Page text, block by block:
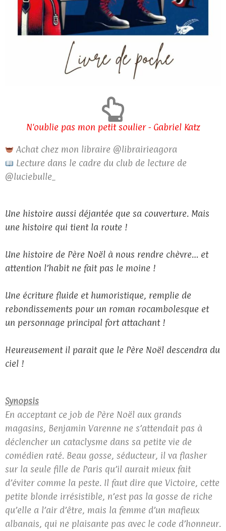
N'oublie pas mon petit soulier - Gabriel Katz
Achat chez mon libraire @librairieagora
Lecture dans le cadre du club de lecture de
@luciebulle_
Une histoire aussi déjantée que sa couverture. Mais
une histoire qui tient la route !
Une histoire de Père Noël à nous rendre chèvre… et
attention l’habit ne fait pas le moine !
Une écriture fluide et humoristique, remplie de
rebondissements pour un roman rocambolesque et
un personnage principal fort attachant !
Heureusement il parait que le Père Noël descendra du
ciel !
Synopsis
En acceptant ce job de Père Noël aux grands
magasins, Benjamin Varenne ne s’attendait pas à
déclencher un cataclysme dans sa petite vie de
comédien raté. Beau gosse, séducteur, il va flasher
sur la seule fille de Paris qu’il aurait mieux fait
d’éviter comme la peste. Il faut dire que Victoire, cette
petite blonde irrésistible, n’est pas la gosse de riche
qu’elle a l’air d’être, mais la femme d’un mafieux
albanais, qui ne plaisante pas avec le code d’honneur.